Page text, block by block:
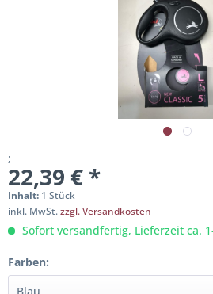
;
22,39 € *
Inhalt: 1 Stück
inkl. MwSt.zzgl. Versandkosten
Sofort versandfertig, Lieferzeit ca.
Farben: